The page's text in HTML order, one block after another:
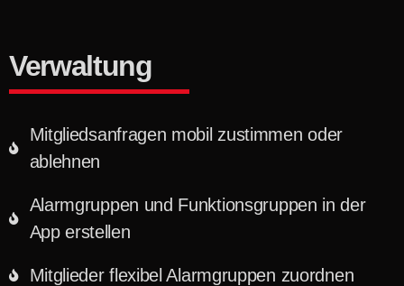
Verwaltung
Mitgliedsanfragen mobil zustimmen oder
ablehnen
Alarmgruppen und Funktionsgruppen in der
App erstellen
Mitglieder flexibel Alarmgruppen zuordnen